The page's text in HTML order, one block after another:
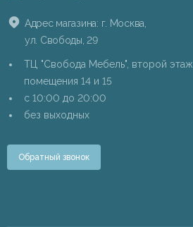
Адрес магазина: г. Москва,
ул. Свободы, 29
ТЦ "Свобода Мебель", второй этаж,
помещения 14 и 15
c 10:00 до 20:00
без выходных
Обратный звонок